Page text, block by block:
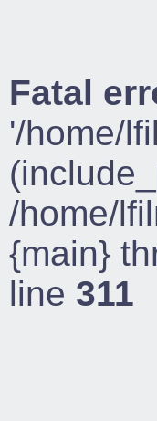
Fatal
'/home/
/home/
{main}
line 311